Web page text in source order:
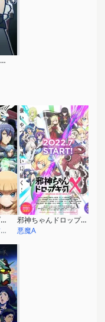
Fate/Grand Order 藤丸立香はわからない 大忘年おたのしみ会2023
乙女ゲー世界はモブに厳しい世界です
クリス・フィア・アークライト
邪神ちゃんドロップキックX
悪魔A